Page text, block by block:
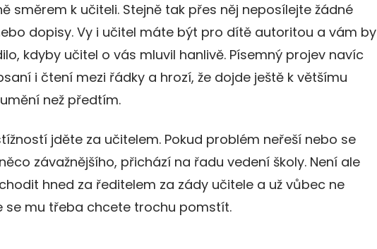
směrem k učiteli. Stejně tak přes něj neposílejte žádné
dopisy. Vy i učitel máte být pro dítě autoritou a vám by
kdyby učitel o vás mluvil hanlivě. Písemný projev navíc
i čtení mezi řádky a hrozí, že dojde ještě k většímu
než předtím.
jděte za učitelem. Pokud problém neřeší nebo se
závažnějšího, přichází na řadu vedení školy. Není ale
hned za ředitelem za zády učitele a už vůbec ne
se mu třeba chcete trochu pomstít.